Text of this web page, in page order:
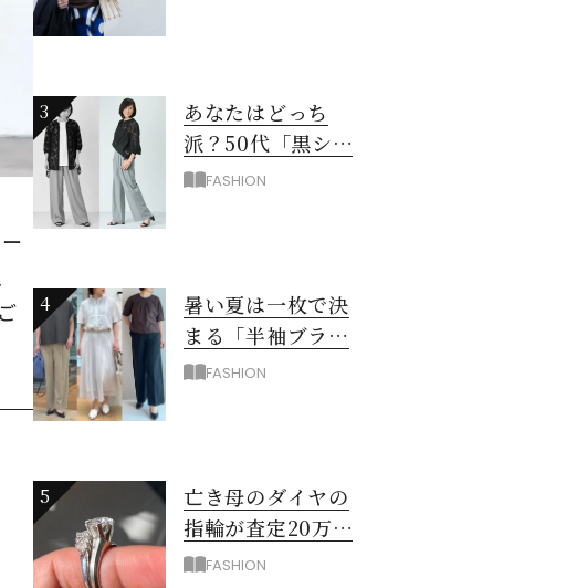
3
あなたはどっち
派？50代「黒シア
ー×ユニクロワイ
FASHION
4
暑い夏は一枚で決
まる「半袖ブラウ
ス＆シャツ」で時
FASHION
5
亡き母のダイヤの
指輪が査定20万…
売る？50代が出し
FASHION